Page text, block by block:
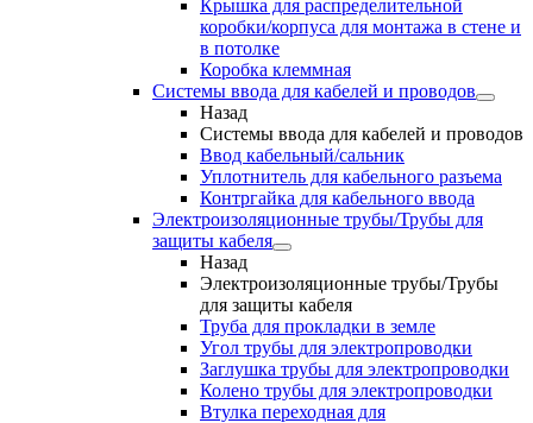
Крышка для распределительной
коробки/корпуса для монтажа в стене и
в потолке
Коробка клеммная
Системы ввода для кабелей и проводов
Назад
Системы ввода для кабелей и проводов
Ввод кабельный/сальник
Уплотнитель для кабельного разъема
Контргайка для кабельного ввода
Электроизоляционные трубы/Трубы для
защиты кабеля
Назад
Электроизоляционные трубы/Трубы
для защиты кабеля
Труба для прокладки в земле
Угол трубы для электропроводки
Заглушка трубы для электропроводки
Колено трубы для электропроводки
Втулка переходная для